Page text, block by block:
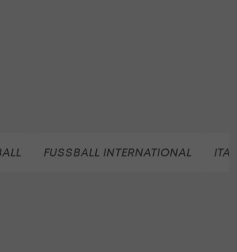
FUSSBALL INTERNATIONAL